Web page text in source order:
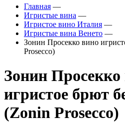
Главная —
Игристые вина —
Игристое вино Италия —
Игристые вина Венето —
Зонин Просекко вино
Prosecco)
Зонин Просекко
игристое брют
(Zonin Prosecco)